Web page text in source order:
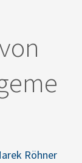
Röhner